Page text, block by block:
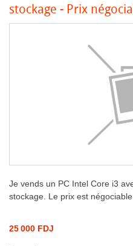
stockage - Prix
Je vends un PC Intel Core i3
stockage. Le prix est négociable.
25 000 FDJ